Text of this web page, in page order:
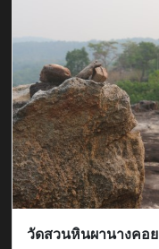
วัดสวนหินผานางคอย